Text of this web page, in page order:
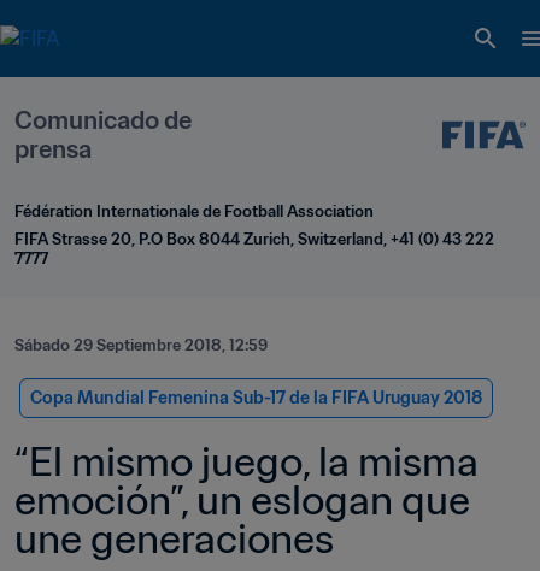
Comunicado de
prensa
Fédération Internationale de Football Association
FIFA Strasse 20, P.O Box 8044 Zurich, Switzerland, +41 (0) 43 222
7777
Sábado 29 Septiembre 2018, 12:59
Copa Mundial Femenina Sub-17 de la FIFA Uruguay 2018
“El mismo juego, la misma
emoción”, un eslogan que
une generaciones